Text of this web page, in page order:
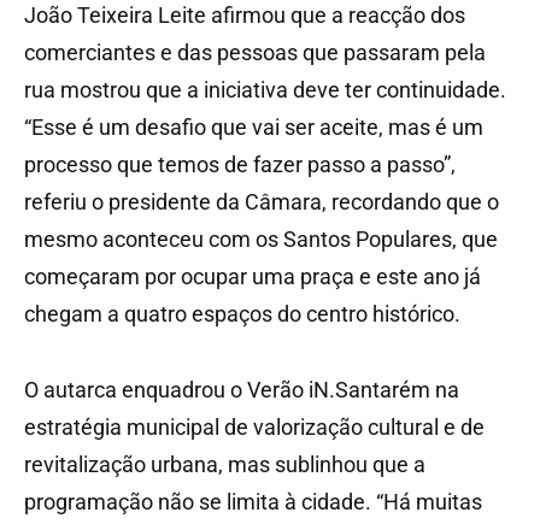
João Teixeira Leite afirmou que a reacção dos
comerciantes e das pessoas que passaram pela
rua mostrou que a iniciativa deve ter continuidade.
“Esse é um desafio que vai ser aceite, mas é um
processo que temos de fazer passo a passo”,
referiu o presidente da Câmara, recordando que o
mesmo aconteceu com os Santos Populares, que
começaram por ocupar uma praça e este ano já
chegam a quatro espaços do centro histórico.
O autarca enquadrou o Verão iN.Santarém na
estratégia municipal de valorização cultural e de
revitalização urbana, mas sublinhou que a
programação não se limita à cidade. “Há muitas